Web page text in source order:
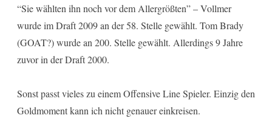
“Sie wählten ihn noch vor dem Allergrößten” – Vollmer
wurde im Draft 2009 an der 58. Stelle gewählt. Tom Brady
(GOAT?) wurde an 200. Stelle gewählt. Allerdings 9 Jahre
zuvor in der Draft 2000.
Sonst passt vieles zu einem Offensive Line Spieler. Einzig den
Goldmoment kann ich nicht genauer einkreisen.